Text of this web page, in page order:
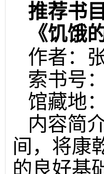
推荐书
《饥饿
作者：
索书号
馆藏地
内容简
间，将康
的良好基